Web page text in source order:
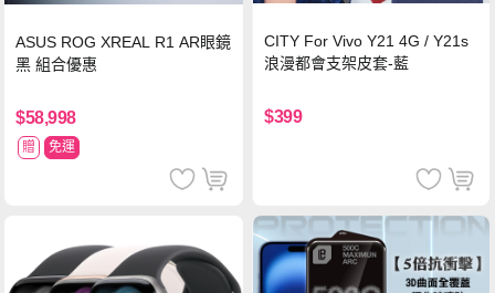
ASUS ROG XREAL R1 AR眼鏡
黑 組合優惠
$58,998
贈 免運
CITY For Vivo Y21 4G / Y21s
浪漫都會支架皮套-藍
$399